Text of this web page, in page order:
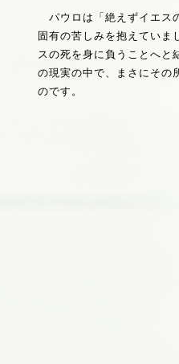
パウロは「絶えずイエス
固有の苦しみを抱えていま
スの死を身に負うことへと
の現実の中で、まさにその
のです。